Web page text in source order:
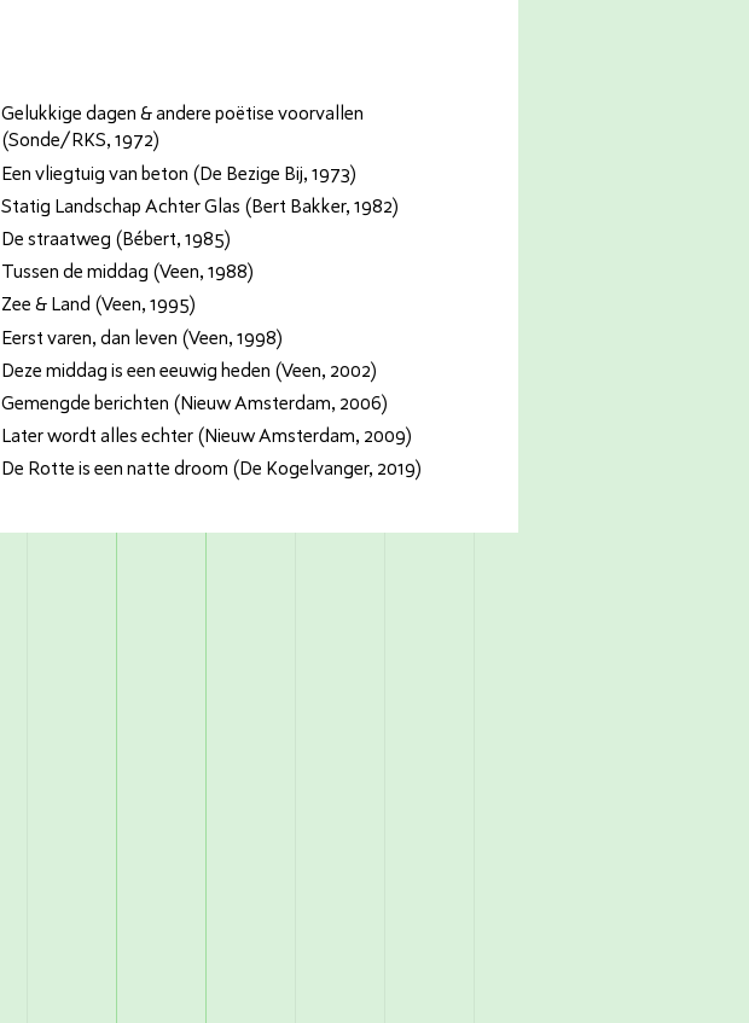
Gelukkige dagen & andere poëtise voorvallen
(Sonde/RKS, 1972)
Een vliegtuig van beton (De Bezige Bij, 1973)
Statig Landschap Achter Glas (Bert Bakker, 1982)
De straatweg (Bébert, 1985)
Tussen de middag (Veen, 1988)
Zee & Land (Veen, 1995)
Eerst varen, dan leven (Veen, 1998)
Deze middag is een eeuwig heden (Veen, 2002)
Gemengde berichten (Nieuw Amsterdam, 2006)
Later wordt alles echter (Nieuw Amsterdam, 2009)
De Rotte is een natte droom (De Kogelvanger, 2019)